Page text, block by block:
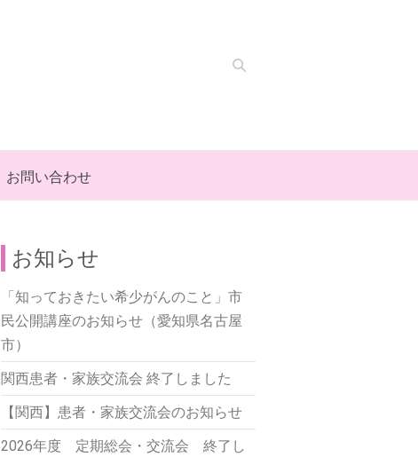
Search
お問い合わせ
お知らせ
「知っておきたい希少がんのこと」市
民公開講座のお知らせ（愛知県名古屋
市）
関西患者・家族交流会 終了しました
【関西】患者・家族交流会のお知らせ
2026年度 定期総会・交流会 終了し